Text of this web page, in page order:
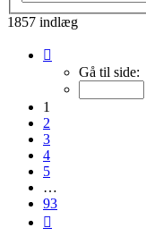
1857 indlæg
Gå til side:
1
2
3
4
5
…
93